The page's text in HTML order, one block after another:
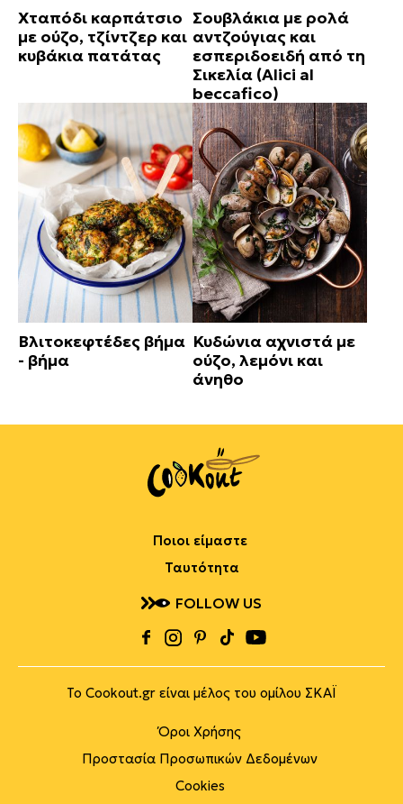
Χταπόδι καρπάτσιο
με ούζο, τζίντζερ και
κυβάκια πατάτας
Σουβλάκια με ρολά
αντζούγιας και
εσπεριδοειδή από τη
Σικελία (Alici al
beccafico)
Βλιτοκεφτέδες βήμα
- βήμα
Κυδώνια αχνιστά με
ούζο, λεμόνι και
άνηθο
Ποιοι είμαστε
Ταυτότητα
FOLLOW US
Το Cookout.gr είναι μέλος του ομίλου ΣΚΑΪ
Όροι Χρήσης
Προστασία Προσωπικών Δεδομένων
Cookies